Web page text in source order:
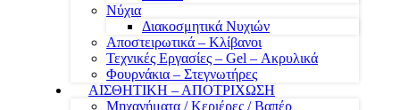
Νύχια
Διακοσμητικά Νυχιών
Αποστειρωτικά – Κλίβανοι
Τεχνικές Εργασίες – Gel – Ακρυλικά
Φουρνάκια – Στεγνωτήρες
ΑΙΣΘΗΤΙΚΗ – ΑΠΟΤΡΙΧΩΣΗ
Μηχανήματα / Κεριέρες / Βαπέρ